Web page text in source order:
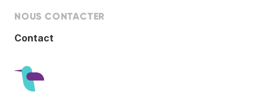
NOUS CONTACTER
Contact